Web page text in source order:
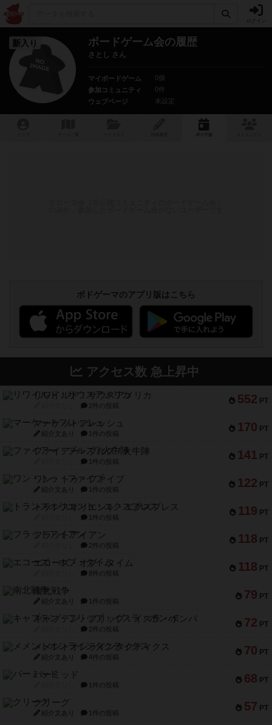
新入り ボードゲーム会の履歴
さとし さん
マイボードゲーム
0個
参加コミュニティ
0件
ウェブページ
未設定
ボ ドゲ
ボドゲーマのアプリ版はこちら
アクセス数 急上昇中
552 PT
リワイルド：サウスアメリカ
2件の投稿
170 PT
マーケットフレッシュ
紹介文あり 1件の投稿
141 PT
ファイアー・ブルズ / 火牛陣
1件の投稿
122 PT
ワン・トゥ・ファイブ
紹介文あり 1件の投稿
119 PT
トランスオリエント・エクスプレス
1件の投稿
118 PT
フラットアイアン
2件の投稿
118 PT
エコーズ・オブ・タイム
8件の投稿
79 PT
南北戦争
紹介文あり 1件の投稿
72 PT
キャプテン・フリップ：イスラ・ボンバ
2件の投稿
70 PT
メメントオンラインタクティクス
紹介文あり 4件の投稿
68 PT
パーミッド
1件の投稿
57 PT
クリーグ
紹介文あり 1件の投稿